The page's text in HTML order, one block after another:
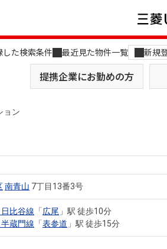
した検索条件 最近見た物件一覧 新規
提携企業にお勤めの方
土地を探す
AI不動産査定
店舗のご案内（関西）
MUFG Way
役員一覧
ョン
南青山 7丁目13番3号
比谷線 「広尾 」駅 徒歩10分
蔵門線 「表参道 」駅 徒歩15分